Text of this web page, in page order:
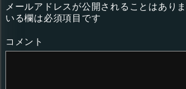
メールアドレスが公開されることはありま
いる欄は必須項目です
コメント